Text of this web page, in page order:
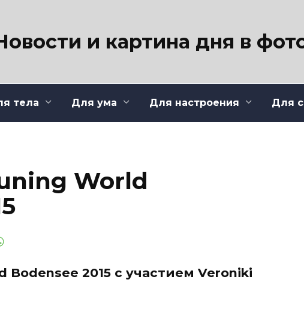
и картина дня в
тела Для ума Для настроения Для
World
Bodensee 2015 с участием Veroniki